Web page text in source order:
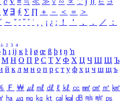
∀ ∃ ∮ ∑ ∏ ＋ － ＜ ＝
＞
´ ～ ˇ ˘ ˝ ˚ ˙ ¸ ¡ ¿ ː ！ ＇ ， ． ／
：
₁ ₂ ₃ ₄
ħ ı ĳ ĸ ŀ ł ø œ ß þ ŧ ŋ ŉ
М Н О П Р С Т У Ф Х Ц Ч Ш Щ Ъ
й к л м н о п р с т у ф х ц ч ш щ ъ
Ｆ ￦ ㎕ ㎖ ㎗ ℓ ㎘ ㏄ ㎣ ㎤ ㎥ ㎦
㏊ ㎍ ㎎ ㎏ ㏏ ㎈ ㎉ ㏈ ㎧ ㎨ ㎰